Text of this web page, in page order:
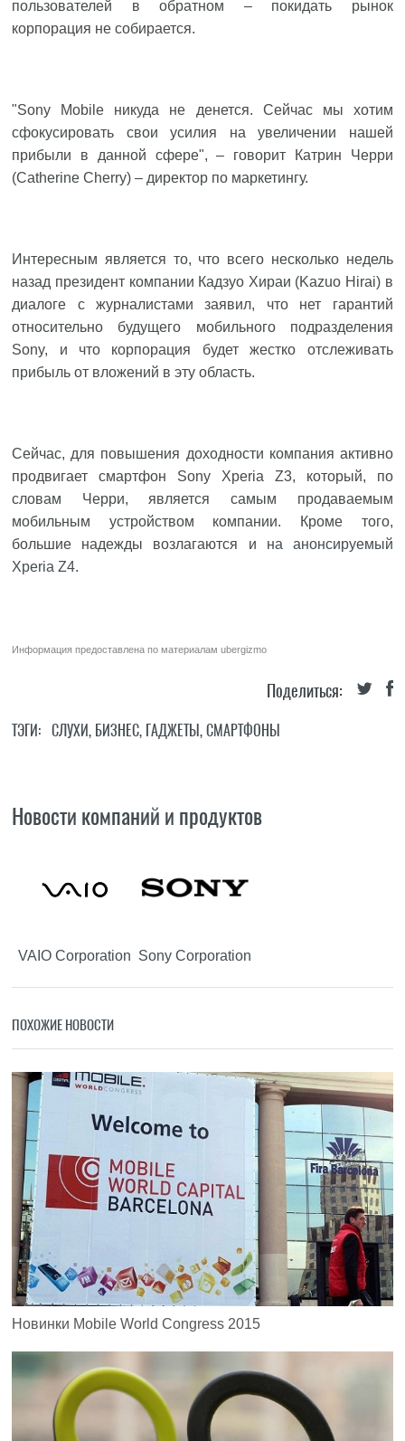
пользователей в обратном – покидать рынок
корпорация не собирается.
"Sony Mobile никуда не денется. Сейчас мы хотим
сфокусировать свои усилия на увеличении нашей
прибыли в данной сфере", – говорит Катрин Черри
(Catherine Cherry) – директор по маркетингу.
Интересным является то, что всего несколько недель
назад президент компании Кадзуо Хираи (Kazuo Hirai) в
диалоге с журналистами заявил, что нет гарантий
относительно будущего мобильного подразделения
Sony, и что корпорация будет жестко отслеживать
прибыль от вложений в эту область.
Сейчас, для повышения доходности компания активно
продвигает смартфон Sony Xperia Z3, который, по
словам Черри, является самым продаваемым
мобильным устройством компании. Кроме того,
большие надежды возлагаются и на анонсируемый
Xperia Z4.
Информация предоставлена по материаламubergizmo
Поделиться:
ТЭГИ: СЛУХИ, БИЗНЕС, ГАДЖЕТЫ,СМАРТФОНЫ
Новости компаний и продуктов
VAIO Corporation Sony Corporation
ПОХОЖИЕ НОВОСТИ
Новинки Mobile World Congress 2015